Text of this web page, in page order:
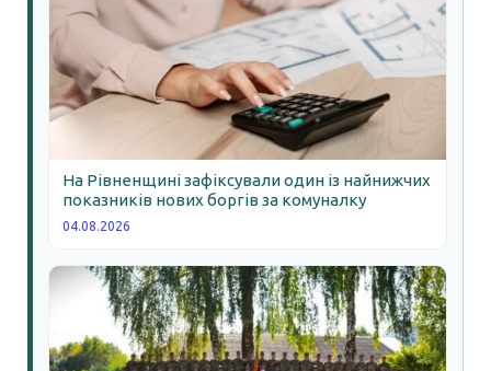
На Рівненщині зафіксували один із найнижчих
показників нових боргів за комуналку
04.08.2026